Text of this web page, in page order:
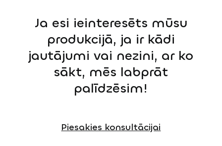
Ja esi ieinteresēts mūsu
produkcijā, ja ir kādi
jautājumi vai nezini, ar ko
sākt, mēs labprāt
palīdzēsim!
Piesakies konsultācijai